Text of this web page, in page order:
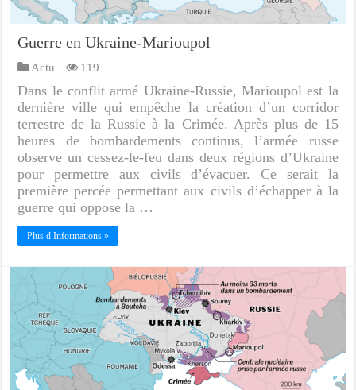
Guerre en Ukraine-Marioupol
Actu 119
Dans le conflit armé Ukraine-Russie, Marioupol est la
dernière ville qui empêche la création d’un corridor
terrestre de la Russie à la Crimée. Après plus de 15
heures de bombardements continus, l’armée russe
observe un cessez-le-feu dans deux régions d’Ukraine
pour permettre aux civils d’évacuer. Ce serait la
première percée permettant aux civils d’échapper à la
guerre qui oppose la …
Plus d Informations »